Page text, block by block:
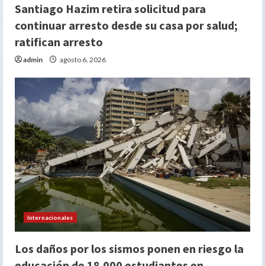
Santiago Hazim retira solicitud para
continuar arresto desde su casa por salud;
ratifican arresto
admin agosto 6, 2026
Internacionales
Los daños por los sismos ponen en riesgo la